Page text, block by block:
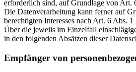
erforderlich sind, auf Grundlage von
Die Datenverarbeitung kann ferner auf
berechtigten Interesses nach Art. 6 Abs.
Über die jeweils im Einzelfall
in den folgenden Absätzen dieser
Empfänger von